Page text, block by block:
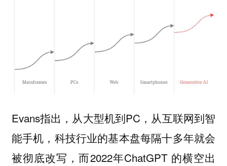
Evans指出，从大型机到PC，从互联网到智
能手机，科技行业的基本盘每隔十多年就会
被彻底改写，而2022年ChatGPT 的横空出